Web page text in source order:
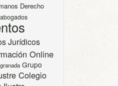
Derecho
Jurídicos
Online
granada Grupo
Colegio